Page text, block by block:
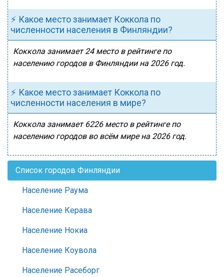
⚡ Какое место занимает Коккола по
численности населения в Финляндии?
Коккола занимает 24 место в рейтинге по
населению городов в Финляндии на 2026 год.
⚡ Какое место занимает Коккола по
численности населения в мире?
Коккола занимает 6226 место в рейтинге по
населению городов во всём мире на 2026 год.
Список городов Финляндии
Население Раума
Население Керава
Население Нокиа
Население Коувола
Население Расеборг